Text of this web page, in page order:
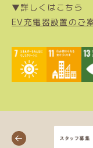
▼詳しくはこちら
EV充電器設置のご